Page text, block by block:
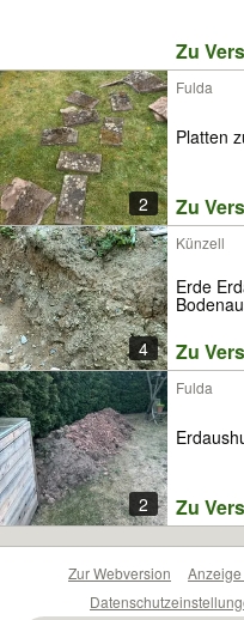
Zu
2
Fulda
Platten
Zu
4
Künzell
Erde
Zu
2
Fulda
Zu
Zur Webversion